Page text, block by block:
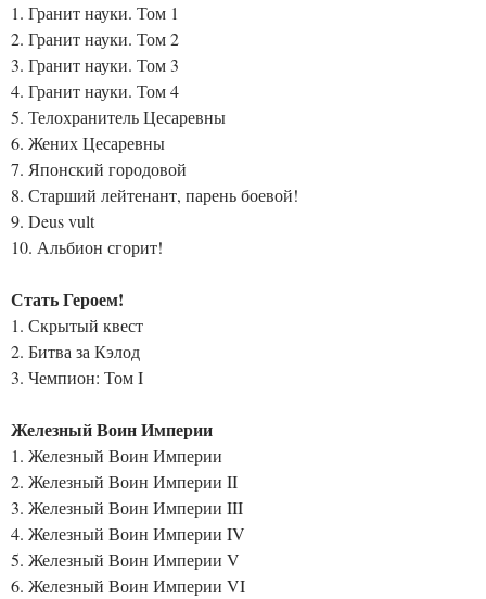
1. Гранит науки. Том 1
2. Гранит науки. Том 2
3. Гранит науки. Том 3
4. Гранит науки. Том 4
5. Телохранитель Цесаревны
6. Жених Цесаревны
7. Японский городовой
8. Старший лейтенант, парень боевой!
9. Deus vult
10. Альбион сгорит!
Стать Героем!
1. Скрытый квест
2. Битва за Кэлод
3. Чемпион: Том I
Железный Воин Империи
1. Железный Воин Империи
2. Железный Воин Империи II
3. Железный Воин Империи III
4. Железный Воин Империи IV
5. Железный Воин Империи V
6. Железный Воин Империи VI